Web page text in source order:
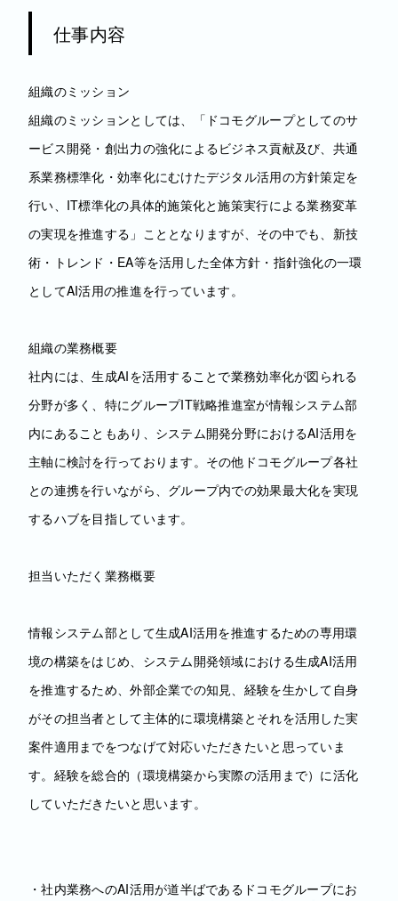
仕事内容
組織のミッション
組織のミッションとしては、「ドコモグループとしてのサ
ービス開発・創出力の強化によるビジネス貢献及び、共通
系業務標準化・効率化にむけたデジタル活用​の方針策定を
行い、IT標準化の具体的施策化と施策実行による業務変革
の実現を推進する」こととなりますが、その中でも、新技
術・トレンド・EA等を​活用した全体方針・指針強化の一環
としてAI活用の推進を行っています。
組織の業務概要
社内には、生成AIを活用することで業務効率化が図られる
分野が多く、特にグループIT戦略推進室が情報システム部
内にあることもあり、システム開発分野におけるAI活用を
主軸に検討を行っております。その他ドコモグループ各社
との連携を行いながら、グループ内での効果最大化を実現
するハブを目指しています。
担当いただく業務概要
情報システム部として生成AI活用を推進するための専用環
境の構築をはじめ、システム開発領域における生成AI活用
を推進するため、外部企業での知見、経験を生かして自身
がその担当者として主体的に環境構築とそれを活用した実
案件適用までをつなげて対応いただきたいと思っていま
す。経験を総合的（環境構築から実際の活用まで）に活化
していただきたいと思います。
・社内業務へのAI活用が道半ばであるドコモグループにお